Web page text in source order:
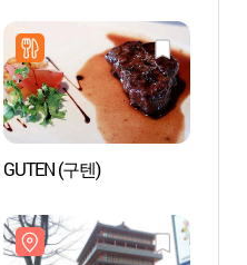
GUTEN (구텐)